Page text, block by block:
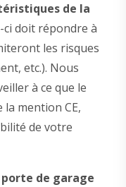
de la
ci doit répondre à
les risques
etc.). Nous
à ce que le
mention CE,
de votre
de garage